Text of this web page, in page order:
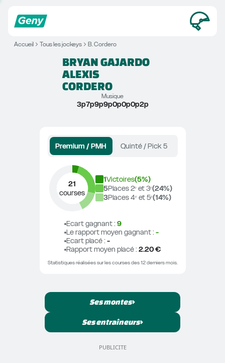
Accueil Tous les jockeys B. Cordero
BRYAN GAJARDO
ALEXIS
CORDERO
Musique
3p7p9p9p0p0p0p2p
Premium / PMH Quinté / Pick 5
21
courses
1Victoires(5%)
5Places 2ᵉ et 3ᵉ(24%)
3Places 4ᵉ et 5ᵉ(14%)
Ecart gagnant : 9
Le rapport moyen gagnant : -
Ecart placé : -
Rapport moyen placé : 2.20 €
Statistiques réalisées sur les courses des 12 derniers mois.
Ses montes
Ses entraîneurs